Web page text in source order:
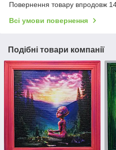
Повернення товару впродовж
Всі умови повернення
Подібні товари компанії